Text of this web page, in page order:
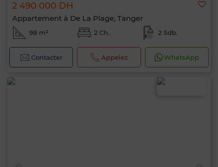
2 490 000 DH
Appartement à De La Plage, Tanger
98 m² 2 Ch. 2 Sdb.
Contacter Appelez WhatsApp